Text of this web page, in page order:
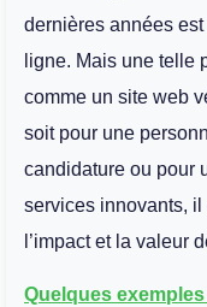
dernières années
ligne. Mais une telle
comme un site web
soit pour une
candidature ou pour
services innovants,
l’impact et la valeur
Quelques